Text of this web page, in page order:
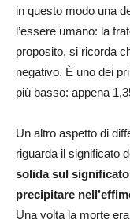
in questo modo una
l’essere umano: la
proposito, si ricorda
negativo. È uno dei
più basso: appena
Un altro aspetto di
riguarda il significato
solida sul
precipitare
Una volta la morte